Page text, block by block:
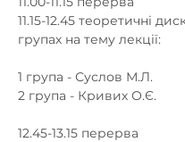
11.15-12.45 теоретичні
групах на тему лекції:
1 група - Суслов М.Л.
2 група - Кривих О.Є.
12.45-13.15 перерва